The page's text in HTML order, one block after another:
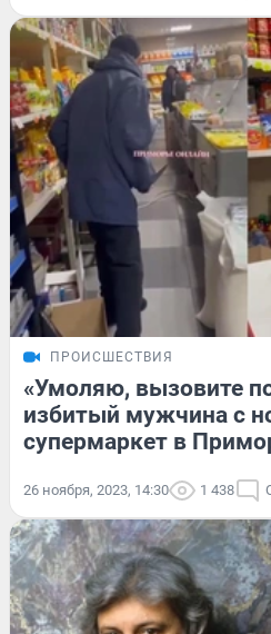
ПРОИСШЕСТВИЯ
«Умоляю, вызовите
избитый мужчина с
супермаркет в
26 ноября, 2023, 14:30 1 438